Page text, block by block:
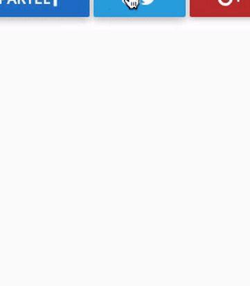
celebrado el viernes 22 de septiembre en Bilbao.